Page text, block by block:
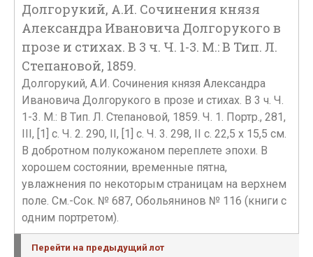
Долгорукий, А.И. Сочинения князя
Александра Ивановича Долгорукого в
прозе и стихах. В 3 ч. Ч. 1-3. М.: В Тип. Л.
Степановой, 1859.
Долгорукий, А.И. Сочинения князя Александра
Ивановича Долгорукого в прозе и стихах. В 3 ч. Ч.
1-3. М.: В Тип. Л. Степановой, 1859. Ч. 1. Портр., 281,
III, [1] с. Ч. 2. 290, II, [1] с. Ч. 3. 298, II с. 22,5 х 15,5 см.
В добротном полукожаном переплете эпохи. В
хорошем состоянии, временные пятна,
увлажнения по некоторым страницам на верхнем
поле. См.-Сок. № 687, Обольянинов № 116 (книги с
одним портретом).
Перейти на предыдущий лот